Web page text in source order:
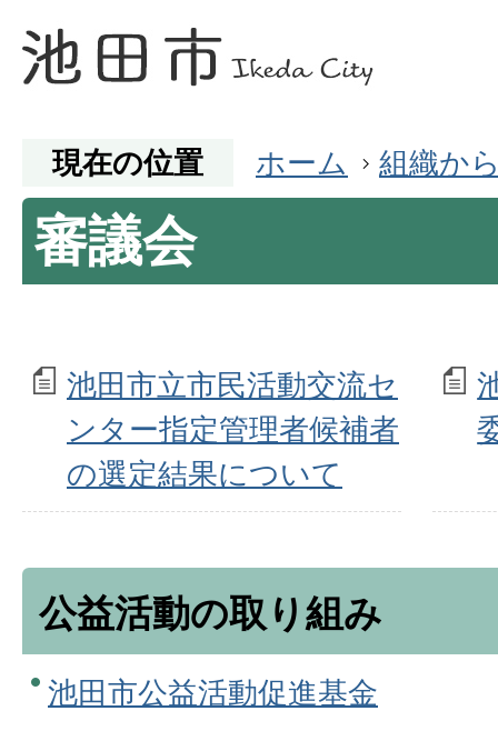
現在の位置 ホーム 組織か
審議会
池田市立市民活動交流セ
ンター指定管理者候補者
の選定結果について
公益活動の取り組み
池田市公益活動促進基金